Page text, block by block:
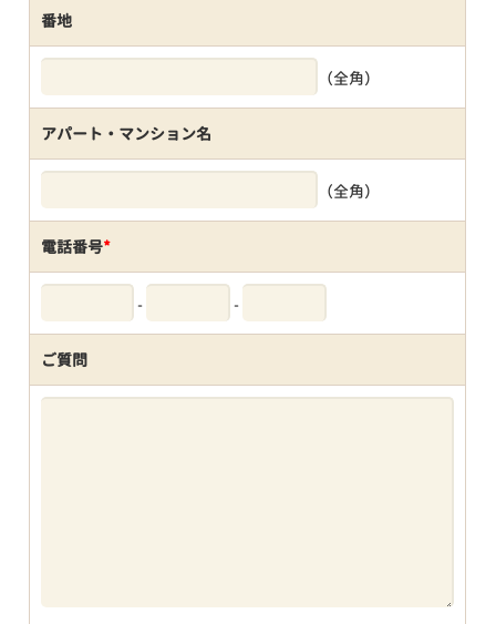
番地
（全角）
アパート・マンション名
（全角）
電話番号*
- -
ご質問